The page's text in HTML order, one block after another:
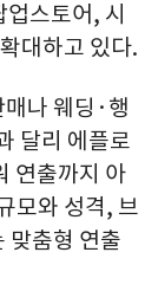
스토어, 시
대하고 있다.
나 웨딩·행
달리 에플로
연출까지 아
모와 성격, 브
맞춤형 연출